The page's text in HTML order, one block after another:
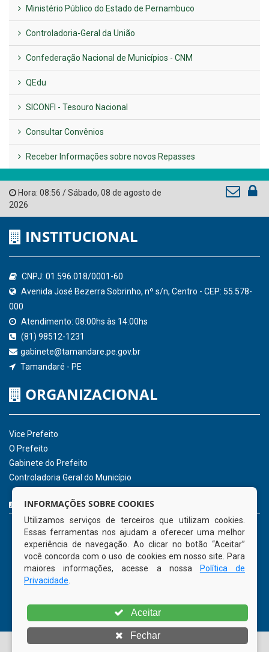
Previous
LINKS ÚTEIS
AMUPE
Governo de Pernambuco
Tribunal de Contas do Estado de Pernambuco
Ministério Público do Estado de Pernambuco
Controladoria-Geral da União
Confederação Nacional de Municípios - CNM
QEdu
Consultar Convênios
Receber Informações sobre novos Repasses
Hora:08:56/ Sábado, 08 de agosto de
2026
INSTITUCIONAL
CNPJ: 01.596.018/0001-60
000
Atendimento: 08:00hs às 14:00hs
(81) 98512-1231
gabinete@tamandare.pe.gov.br
Tamandaré - PE
Vice Prefeito
INFORMAÇÕES SOBRE COOKIES
Utilizamos serviços de terceiros que utilizam cookies.
Essas ferramentas nos ajudam a oferecer uma melhor
experiência de navegação. Ao clicar no botão “Aceitar”
você concorda com o uso de cookies em nosso site. Para
maiores informações, acesse a nossa
Política de
Privacidade
Aceitar
Fechar